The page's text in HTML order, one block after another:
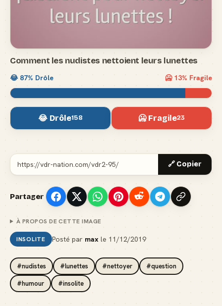
Comment les nudistes nettoient leurs lunettes
😂 87% Drôle 🥶 13% Fragile
😂 Drôle158 🥶 Fragile23
🔗 Copier
Partager
À PROPOS DE CETTE IMAGE
INSOLITE Posté par max le 11/12/2019
#nudistes #lunettes #nettoyer #question
#humour #insolite